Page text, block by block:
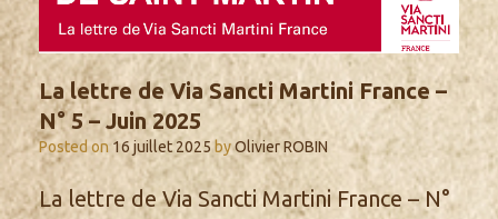
La lettre de Via Sancti Martini France –
N° 5 – Juin 2025
Posted on 16 juillet 2025 byOlivier ROBIN
La lettre de Via Sancti Martini France – N°